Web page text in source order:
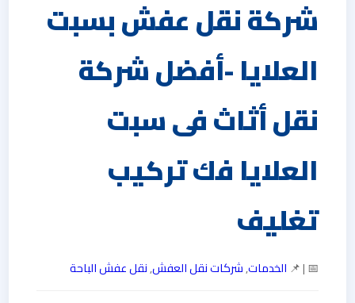
شركة نقل عفش بسبت
العلايا -أفضل شركة
نقل أثاث فى سبت
العلايا فك تركيب
تغليف
📅 | 📌 الخدمات,شركات نقل العفش,نقل عفش الباحة